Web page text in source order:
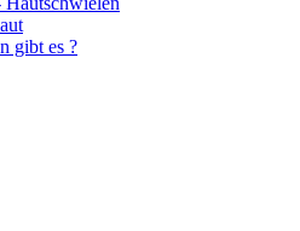
gibt es ?